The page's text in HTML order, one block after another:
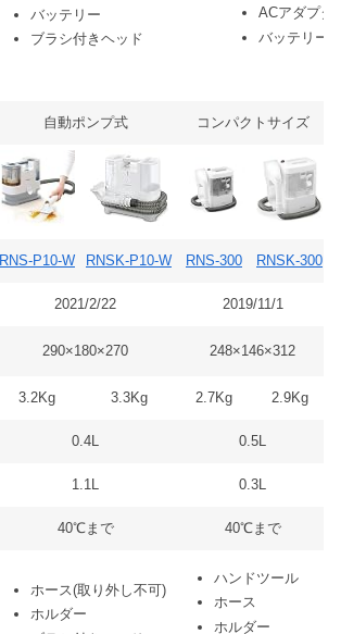
バッテリー
ブラシ付きヘッド
ACアダプタ
バッテリー
自動ポンプ式 コンパクトサイズ
RNS-P10-W RNSK-P10-W RNS-300 RNSK-300
2021/2/22 2019/11/1
290×180×270 248×146×312
3.2Kg 3.3Kg 2.7Kg 2.9Kg
0.4L 0.5L
1.1L 0.3L
40℃まで 40℃まで
ホース(取り外し不可)
ホルダー
ハンドツール
ホース
ホルダー